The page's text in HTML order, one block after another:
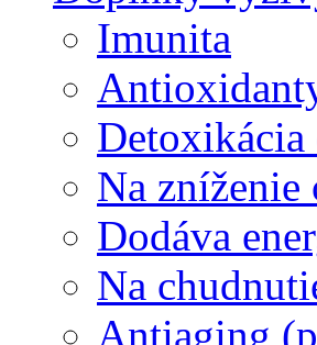
Imunita
Detoxikácia
Na zníženie
Dodáva
Na
Antiaging